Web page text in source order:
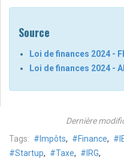
Source
Loi de finances 2024 -
Loi de finances 2024 -
Dernière
Tags:
Impôts, Finance,
Startup, Taxe, IRG,